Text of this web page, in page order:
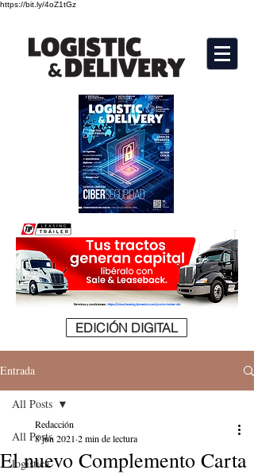
https://bit.ly/4oZ1tGz
EDICIÓN DIGITAL
Entrada
All Posts
logistica
All Posts
El nuevo Complemento Carta
Redacción
8 jun 2021 2 min de lectura